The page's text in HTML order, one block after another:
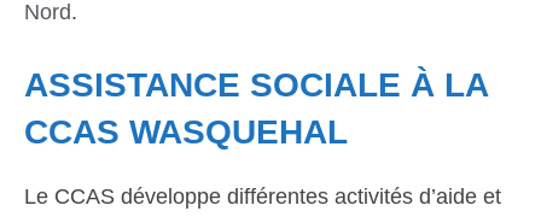
Nord.
ASSISTANCE SOCIALE À LA
CCAS WASQUEHAL
Le CCAS développe différentes activités d’aide et